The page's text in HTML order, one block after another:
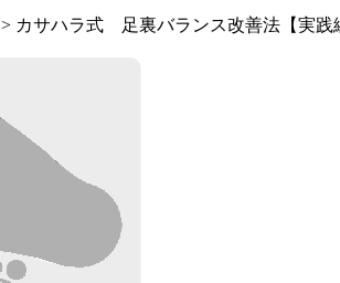
> カサハラ式 足裏バランス改善法【実践